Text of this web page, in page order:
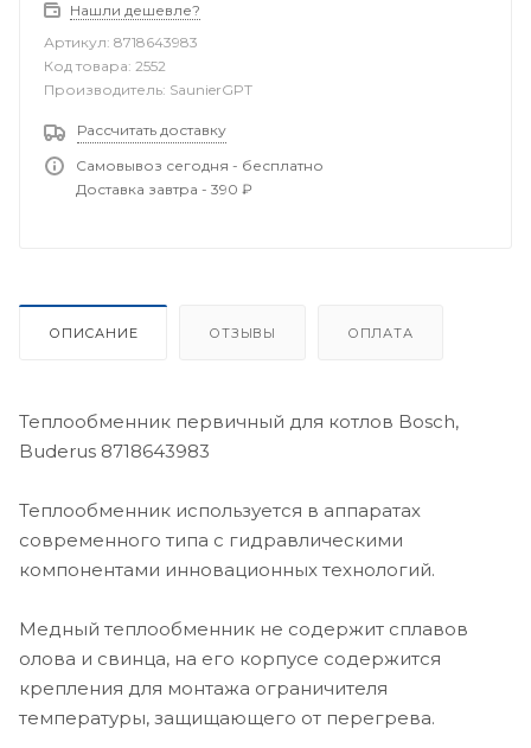
Нашли дешевле?
Артикул: 8718643983
Код товара: 2552
Производитель: SaunierGPT
Рассчитать доставку
Самовывоз сегодня - бесплатно
Доставка завтра - 390 ₽
ОПИСАНИЕ ОТЗЫВЫ ОПЛАТА
Теплообменник первичный для котлов Bosch,
Buderus 8718643983
Теплообменник используется в аппаратах
современного типа с гидравлическими
компонентами инновационных технологий.
Медный теплообменник не содержит сплавов
олова и свинца, на его корпусе содержится
крепления для монтажа ограничителя
температуры, защищающего от перегрева.